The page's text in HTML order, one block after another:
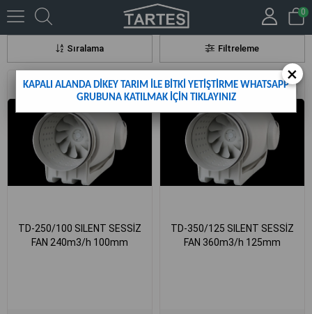
0
Filtreleme
Sıralama
TD-250/100 SILENT SESSİZ
FAN 240m3/h 100mm
TD-350/125 SILENT SESSİZ
FAN 360m3/h 125mm
×
KAPALI ALANDA DİKEY TARIM İLE BİTKİ YETİŞTİRME WHATSAPP
GRUBUNA KATILMAK İÇİN TIKLAYINIZ